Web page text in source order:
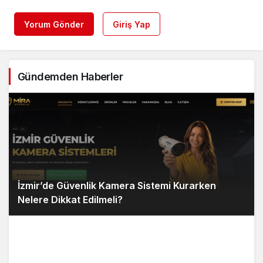
Yorum Gönder Giriş Yap
Gündemden Haberler
İzmir’de Güvenlik Kamera Sistemi Kurarken
Nelere Dikkat Edilmeli?